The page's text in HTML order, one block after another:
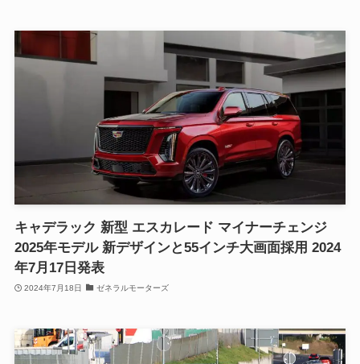
キャデラック 新型 エスカレード マイナーチェンジ
2025年モデル 新デザインと55インチ大画面採用 2024
年7月17日発表
2024年7月18日 ゼネラルモーターズ